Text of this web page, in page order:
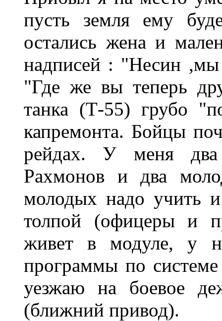
пусть земля ему
остались жена и
надписей : "Несин
"Где же вы теперь
танка (Т-55) грубо
капремонта. Бойцы
рейдах. У меня два
Рахмонов и два
молодых надо учить
толпой (офицеры и
живет в модуле, у
программы по
уезжаю на боевое
(ближний привод).